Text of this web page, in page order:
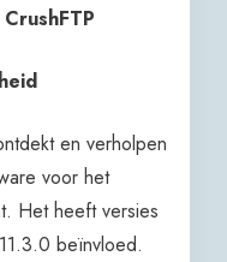
en verholpen
voor het
Het heeft versies
beïnvloed.